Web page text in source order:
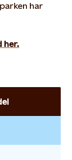
har
her.